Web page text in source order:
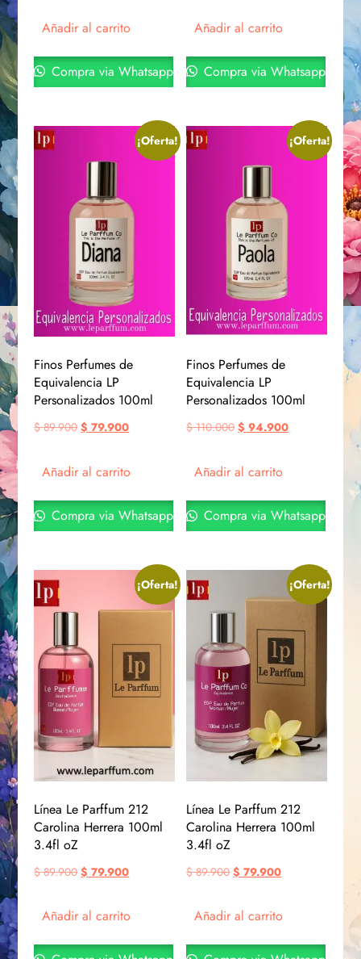
Añadir al carrito
Compra via Whatsapp
Añadir al carrito
Compra via Whatsapp
¡Oferta!
Finos Perfumes de
Equivalencia LP
Personalizados 100ml
$89.900 $ 79.900
Añadir al carrito
Compra via Whatsapp
¡Oferta!
Finos Perfumes de
Equivalencia LP
Personalizados 100ml
$110.000 $ 94.900
Añadir al carrito
Compra via Whatsapp
¡Oferta!
Línea Le Parffum 212
Carolina Herrera 100ml
3.4fl oZ
$89.900 $ 79.900
Añadir al carrito
¡Oferta!
Línea Le Parffum 212
Carolina Herrera 100ml
3.4fl oZ
$89.900 $ 79.900
Añadir al carrito